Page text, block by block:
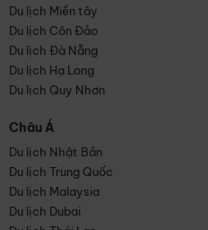
Du lịch Miền tây
Du lịch Côn Đảo
Du lịch Đà Nẵng
Du lịch Hạ Long
Du lịch Quy Nhơn
Châu Á
Du lịch Nhật Bản
Du lịch Trung Quốc
Du lịch Malaysia
Du lịch Dubai